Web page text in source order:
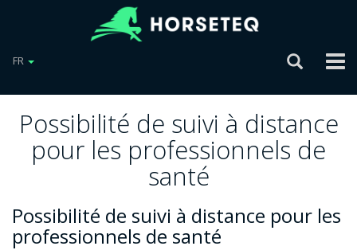
FR
Possibilité de suivi à distance
pour les professionnels de
santé
Possibilité de suivi à distance pour les
professionnels de santé